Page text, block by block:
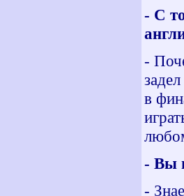
- С
-
в
- Вы
-